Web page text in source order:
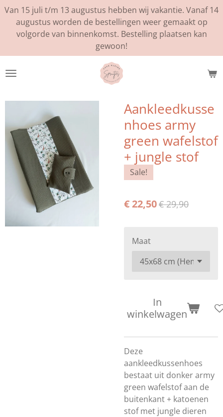
Ga
direct
naar
hoofdinhoud
Van 15 juli t/m 13 augustus hebben wij vakantie. Vanaf 14
augustus worden de bestellingen weer gemaakt op
volgorde van binnenkomst. Bestelling plaatsen kan
gewoon!
Aankleedkusse
nhoes army
green wafelstof
+ jungle stof
Sale!
€ 22,50€ 29,90
Maat
In
winkelwagen
Deze
aankleedkussenhoes
bestaat uit donker army
green wafelstof aan de
buitenkant + katoenen
stof met jungle dieren